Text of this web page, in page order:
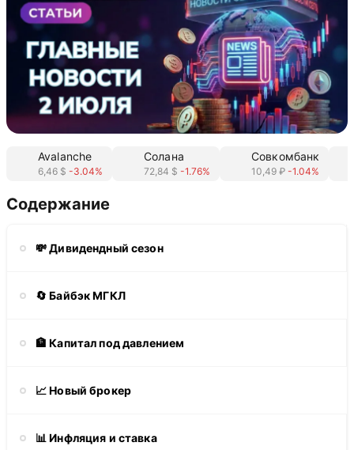
Avalanche
6,46 $ -3.04%
Солана
72,84 $ -1.76%
Совкомбанк
10,49 ₽ -1.04%
Содержание
💸 Дивидендный сезон
🔄 Байбэк МГКЛ
🏦 Капитал под давлением
📈 Новый брокер
📊 Инфляция и ставка